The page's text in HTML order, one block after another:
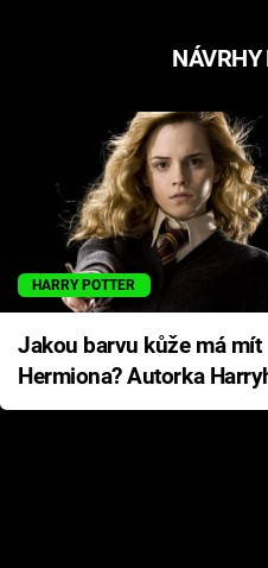
NÁVRHY
HARRY POTTER
Jakou barvu kůže má mít
Hermiona? Autorka
Pottera přišla s ráznou